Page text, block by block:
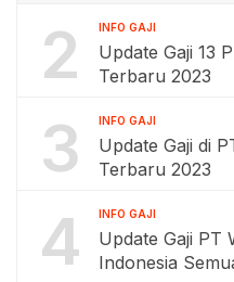
2 INFO GAJI
Update Gaji 13
Terbaru 2023
3 INFO GAJI
Update Gaji di
Terbaru 2023
4 INFO GAJI
Update Gaji PT
Indonesia